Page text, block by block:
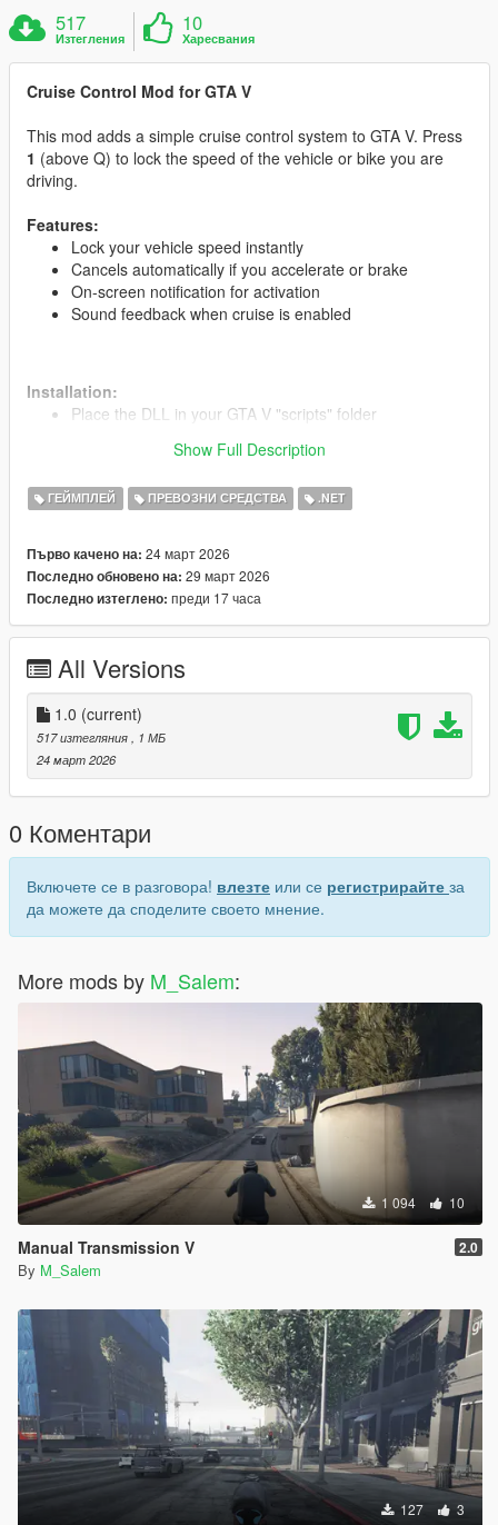
517
Изтегления
10
Харесвания
Cruise Control Mod for GTA V
This mod adds a simple cruise control system to GTA V. Press
1 (above Q) to lock the speed of the vehicle or bike you are
driving.
Features:
Lock your vehicle speed instantly
Cancels automatically if you accelerate or brake
On-screen notification for activation
Sound feedback when cruise is enabled
Installation:
Place the DLL in your GTA V "scripts" folder
Credits:Developed by M_Salem
Show Full Description
ГЕЙМПЛЕЙ ПРЕВОЗНИ СРЕДСТВА .NET
Първо качено на: 24 март 2026
Последно обновено на: 29 март 2026
Последно изтеглено: преди 17 часа
All Versions
1.0 (current)
517 изтегляния
, 1 МБ
24 март 2026
0 Коментари
Включете се в разговора! влезте или се регистрирайте за
да можете да споделите своето мнение.
More mods by M_Salem:
1 094 10
Manual Transmission V 2.0
By M_Salem
127 3